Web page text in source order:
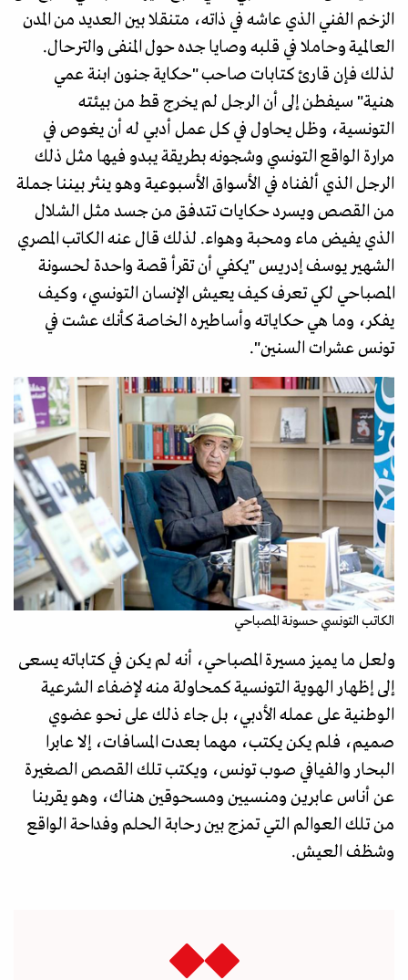
الزخم الفني الذي عاشه في ذاته، متنقلا بين العديد من المدن
العالمية وحاملا في قلبه وصايا جده حول المنفى والترحال.
لذلك فإن قارئ كتابات صاحب "حكاية جنون ابنة عمي
هنية" سيفطن إلى أن الرجل لم يخرج قط من بيئته
التونسية، وظل يحاول في كل عمل أدبي له أن يغوص في
مرارة الواقع التونسي وشجونه بطريقة يبدو فيها مثل ذلك
الرجل الذي ألفناه في الأسواق الأسبوعية وهو ينثر بيننا جملة
من القصص ويسرد حكايات تتدفق من جسد مثل الشلال
الذي يفيض ماء ومحبة وهواء. لذلك قال عنه الكاتب المصري
الشهير يوسف إدريس "يكفي أن تقرأ قصة واحدة لحسونة
المصباحي لكي تعرف كيف يعيش الإنسان التونسي، وكيف
يفكر، وما هي حكاياته وأساطيره الخاصة كأنك عشت في
تونس عشرات السنين".
الكاتب التونسي حسونة المصباحي
ولعل ما يميز مسيرة المصباحي، أنه لم يكن في كتاباته يسعى
إلى إظهار الهوية التونسية كمحاولة منه لإضفاء الشرعية
الوطنية على عمله الأدبي، بل جاء ذلك على نحو عضوي
صميم، فلم يكن يكتب، مهما بعدت المسافات، إلا عابرا
البحار والفيافي صوب تونس، ويكتب تلك القصص الصغيرة
عن أناس عابرين ومنسيين ومسحوقين هناك، وهو يقربنا
من تلك العوالم التي تمزج بين رحابة الحلم وفداحة الواقع
وشظف العيش.